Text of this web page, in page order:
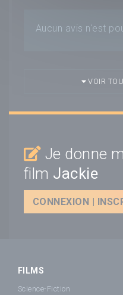
Aucun avis n'est
VOIR
Je donne
film Jackie
CONNEXION |
FILMS
Science-Fiction